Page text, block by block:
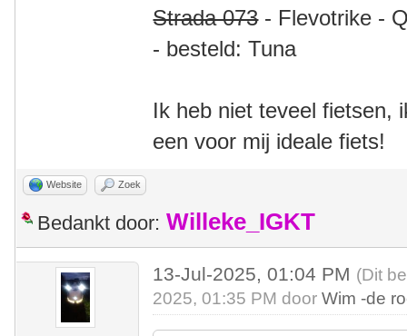
Strada 073- Flevotrike -
- besteld: Tuna
Ik heb niet teveel fietsen,
een voor mij ideale fiets!
Website Zoek
Bedankt door: Willeke_IGKT
13-Jul-2025, 01:04 PM (Dit
2025, 01:35 PM doorWim -de